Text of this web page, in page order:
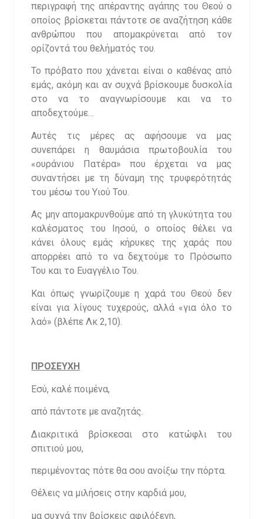
περιγραφή της απέραντης αγάπης του Θεού ο
οποίος βρίσκεται πάντοτε σε αναζήτηση κάθε
ανθρώπου που απομακρύνεται από τον
ορίζοντά του θελήματός του.
Το πρόβατο που χάνεται είναι ο καθένας από
εμάς, ακόμη και αν συχνά βρίσκουμε δυσκολία
στο να το αναγνωρίσουμε και να το
αποδεχτούμε…
Αυτές τις μέρες ας αφήσουμε να μας
συνεπάρει η θαυμάσια πρωτοβουλία του
«ουράνιου Πατέρα» που έρχεται να μας
συναντήσει με τη δύναμη της τρυφερότητάς
του μέσω του Υιού Του.
Ας μην απομακρυνθούμε από τη γλυκύτητα του
καλέσματος του Ιησού, ο οποίος θέλει να
κάνει όλους εμάς κήρυκες της χαράς που
απορρέει από το να δεχτούμε το Πρόσωπο
Του και το Ευαγγέλιο Του.
Και όπως γνωρίζουμε η χαρά του Θεού δεν
είναι για λίγους τυχερούς, αλλά «για όλο το
λαό» (βλέπε Λκ 2,10).
ΠΡΟΣΕΥΧΗ
Εσύ, καλέ ποιμένα,
από πάντοτε με αναζητάς.
Διακριτικά βρίσκεσαι στο κατώφλι του
σπιτιού μου,
περιμένοντας πότε θα σου ανοίξω την πόρτα.
Θέλεις να μιλήσεις στην καρδιά μου,
μα συχνά την βρίσκεις αφιλόξενη,